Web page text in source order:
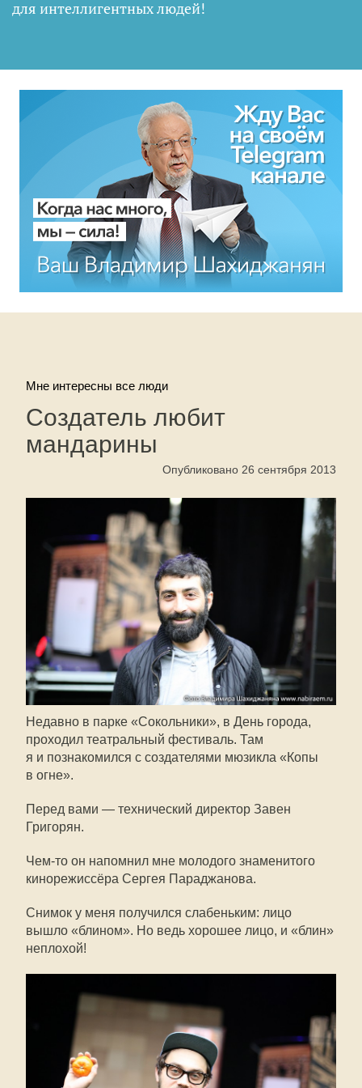
для интеллигентных людей!
Мне интересны все люди
Создатель любит
мандарины
Опубликовано 26 сентября 2013
Недавно в парке «Сокольники», в День города,
проходил театральный фестиваль. Там
я и познакомился с создателями мюзикла «Копы
в огне».
Перед вами — технический директор Завен
Григорян.
Чем-то он напомнил мне молодого знаменитого
кинорежиссёра Сергея Параджанова.
Снимок у меня получился слабеньким: лицо
вышло «блином». Но ведь хорошее лицо, и «блин»
неплохой!